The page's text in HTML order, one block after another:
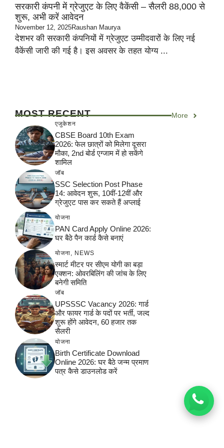
सरकारी कंपनी में ग्रेजुएट के लिए वैकेंसी – सैलरी 88,000 से
शुरू, अभी करें आवेदन
November 12, 2025Raushan Maurya
देशभर की सरकारी कंपनियों में ग्रेजुएट उम्मीदवारों के लिए नई
वैकेंसी जारी की गई है। इस अवसर के तहत योग्य ...
MOST RECENT More
एजुकेशन
CBSE Board 10th Exam
2026: फेल छात्रों को मिलेगा दूसरा
मौका, 2nd बोर्ड एग्जाम में हो सकेंगे
शामिल
जॉब
SSC Selection Post Phase
14: आवेदन शुरू, 10वीं-12वीं और
ग्रेजुएट पास कर सकते हैं अप्लाई
योजना
PAN Card Apply Online 2026:
घर बैठे पैन कार्ड कैसे बनाएं
योजना NEWS
स्मार्ट मीटर पर सीएम योगी का बड़ा
एक्शन: ओवरबिलिंग की जांच के लिए
बनेगी समिति
जॉब
UPSSSC Vacancy 2026: गार्ड
और फायर गार्ड के पदों पर भर्ती, जल्द
शुरू होंगे आवेदन, 60 हजार तक
सैलरी
योजना
Birth Certificate Download
Online 2026: घर बैठे जन्म प्रमाण
पत्र कैसे डाउनलोड करें